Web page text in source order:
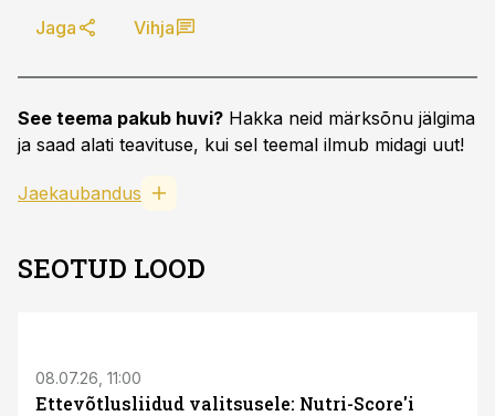
Jaga Vihja
See teema pakub huvi? Hakka neid märksõnu jälgima
ja saad alati teavituse, kui sel teemal ilmub midagi uut!
Jaekaubandus
SEOTUD LOOD
08.07.26, 11:00
Ettevõtlusliidud valitsusele: Nutri-Score'i